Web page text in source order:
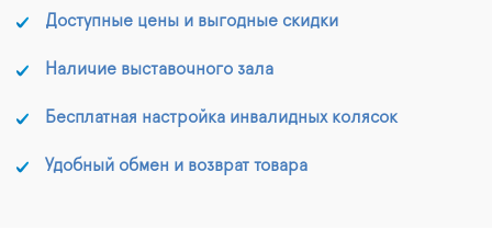
Доступные цены и выгодные скидки
Наличие выставочного зала
Бесплатная настройка инвалидных колясок
Удобный обмен и возврат товара